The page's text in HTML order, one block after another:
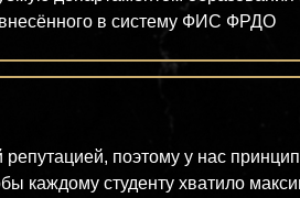
в систему ФИС ФРДО
поэтому у нас
каждому студенту хватило